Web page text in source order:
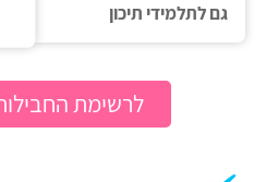
לימודים
גם לתלמידי תיכון‎‏
לרשימת